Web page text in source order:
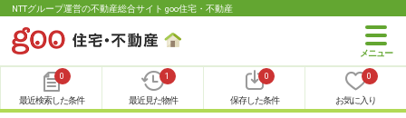
NTTグループ運営の不動産総合サイト goo住宅・不動産
0
最近検索した条件
1
最近見た物件
0
保存した条件
0
お気に入り